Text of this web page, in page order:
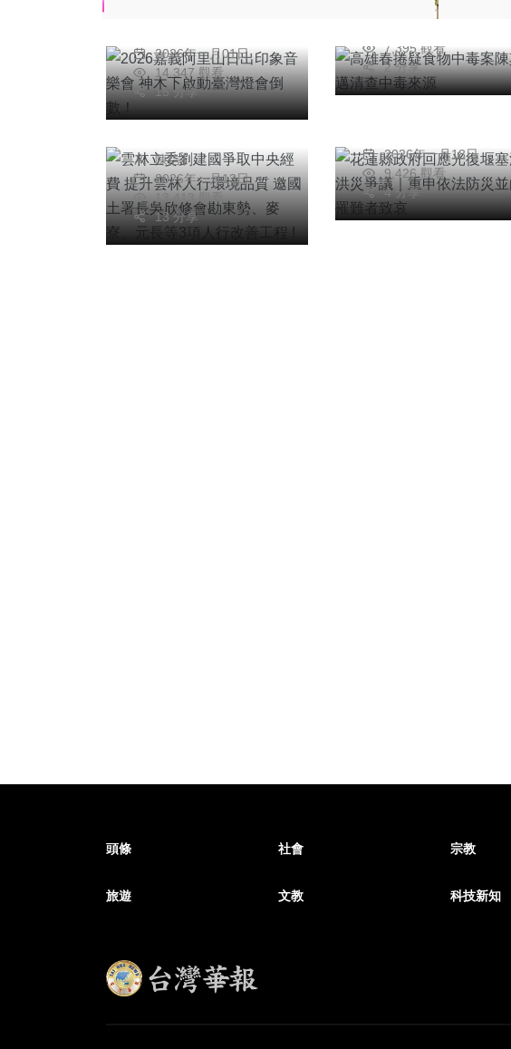
2026年一月01日
14,347 觀看
15 分享
7,395 觀看
2 分享
綜合新聞
雲林立委劉建國爭取
中央經費 提升雲林
土署長吳欣修會勘東
勢、麥寮、元長等3
項人行改善工程 !
陳信利
2026年一月13日
13,413 觀看
13 分享
花蓮縣政府回應光復
堰塞湖洪災爭議｜重
2026年一月18日
9,426 觀看
4 分享
頭條 社會 宗教
旅遊 文教 科技新知